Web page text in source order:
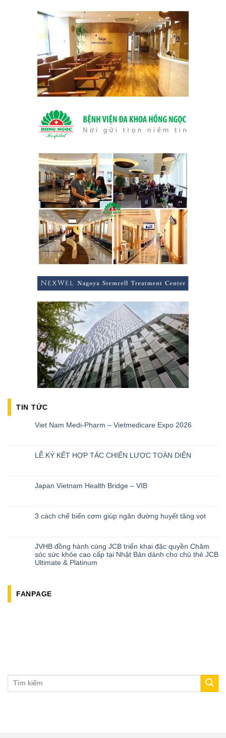
TIN TỨC
Viet Nam Medi-Pharm – Vietmedicare Expo 2026
LỄ KÝ KẾT HỢP TÁC CHIẾN LƯỢC TOÀN DIỆN
Japan Vietnam Health Bridge – VIB
3 cách chế biến cơm giúp ngăn đường huyết tăng vọt
JVHB đồng hành cùng JCB triển khai đặc quyền Chăm
sóc sức khỏe cao cấp tại Nhật Bản dành cho chủ thẻ JCB
Ultimate & Platinum
FANPAGE